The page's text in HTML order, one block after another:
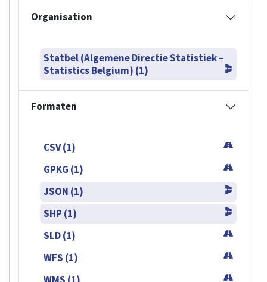
Organisation
Statbel (Algemene Directie Statistiek –
Statistics Belgium) (1)
Formaten
CSV (1)
GPKG (1)
JSON (1)
SHP (1)
SLD (1)
WFS (1)
WMS (1)